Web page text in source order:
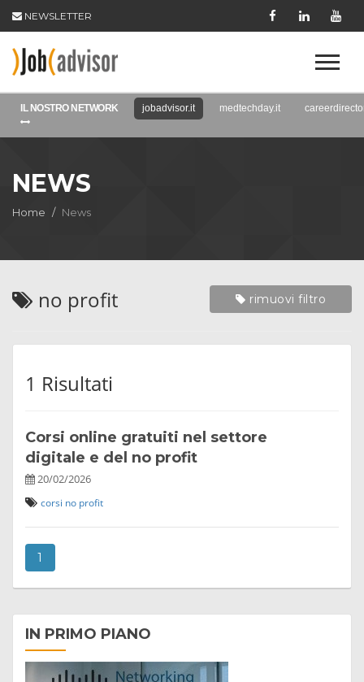
NEWSLETTER
IL NOSTRO NETWORK jobadvisor.it medtechday.it
NEWS
Home News
no profit rimuovi filtro
1 Risultati
Corsi online gratuiti nel settore
digitale e del no profit
20/02/2026
corsi no profit
1
IN PRIMO PIANO